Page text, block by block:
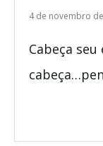
4 de novembro
Cabeça